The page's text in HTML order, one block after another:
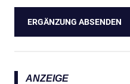
ANZEIGE